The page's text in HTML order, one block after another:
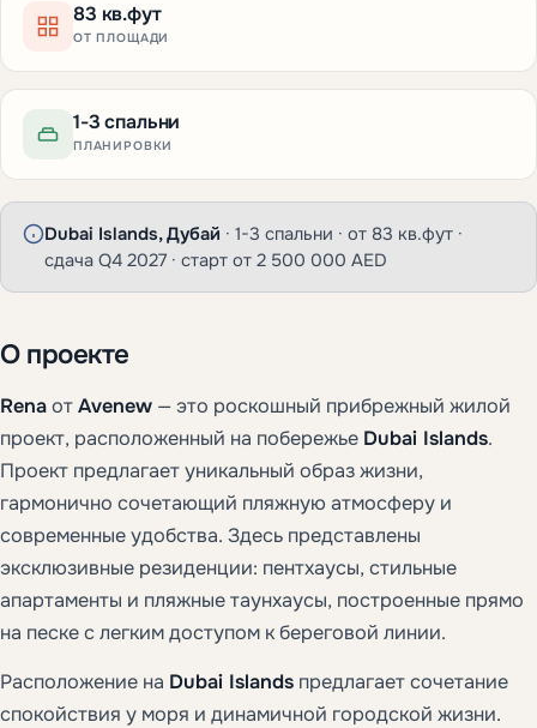
83 кв.фут
ОТ ПЛОЩАДИ
1-3 спальни
ПЛАНИРОВКИ
Dubai Islands, Дубай · 1-3 спальни · от 83 кв.фут ·
сдача Q4 2027 · старт от 2 500 000 AED
О проекте
RenaотAvenew — это роскошный прибрежный жилой
проект, расположенный на побережье Dubai Islands.
Проект предлагает уникальный образ жизни,
гармонично сочетающий пляжную атмосферу и
современные удобства. Здесь представлены
эксклюзивные резиденции: пентхаусы, стильные
апартаменты и пляжные таунхаусы, построенные прямо
на песке с легким доступом к береговой линии.
Расположение на Dubai Islands предлагает сочетание
спокойствия у моря и динамичной городской жизни.